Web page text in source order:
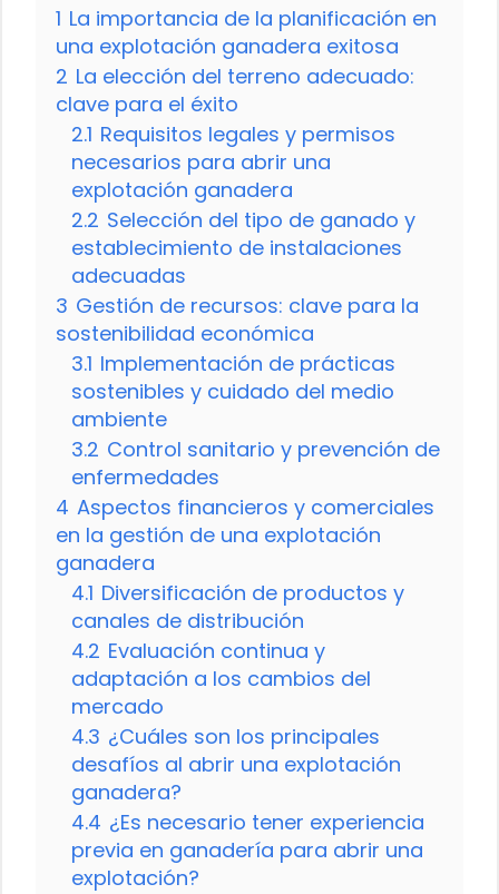
1 La importancia de la planificación en
una explotación ganadera exitosa
2 La elección del terreno adecuado:
clave para el éxito
2.1 Requisitos legales y permisos
necesarios para abrir una
explotación ganadera
2.2 Selección del tipo de ganado y
establecimiento de instalaciones
adecuadas
3 Gestión de recursos: clave para la
sostenibilidad económica
3.1 Implementación de prácticas
sostenibles y cuidado del medio
ambiente
3.2 Control sanitario y prevención de
enfermedades
4 Aspectos financieros y comerciales
en la gestión de una explotación
ganadera
4.1 Diversificación de productos y
canales de distribución
4.2 Evaluación continua y
adaptación a los cambios del
mercado
4.3 ¿Cuáles son los principales
desafíos al abrir una explotación
ganadera?
4.4 ¿Es necesario tener experiencia
previa en ganadería para abrir una
explotación?